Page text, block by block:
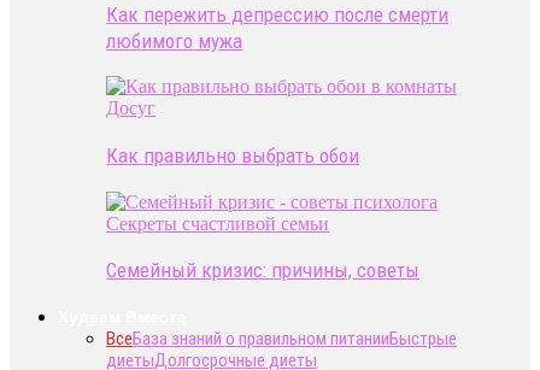
Как пережить депрессию после смерти
любимого мужа
Досуг
Как правильно выбрать обои
Секреты счастливой семьи
Семейный кризис: причины, советы
ВсеБаза знаний о правильном питанииБыстрые
диетыДолгосрочные диеты